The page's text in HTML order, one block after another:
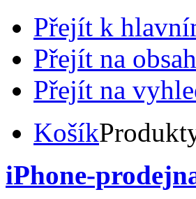
Přejít k
Přejít na
Přejít na
Košík
iPhone-